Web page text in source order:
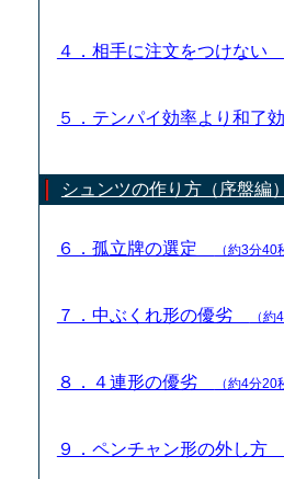
４．相手に注文をつけない
５．テンパイ効率より和了
シュンツの作り方（序盤編
６．孤立牌の選定 （約3分40
７．中ぶくれ形の優劣 （約
８．４連形の優劣 （約4分20
９．ペンチャン形の外し方